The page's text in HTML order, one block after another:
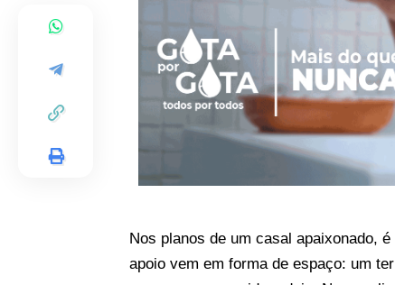
Nos planos de um casal apaixonado,
apoio vem em forma de espaço: um